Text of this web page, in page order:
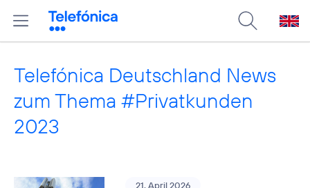
Telefónica Deutschland News
zum Thema #Privatkunden
2023
21. April 2026